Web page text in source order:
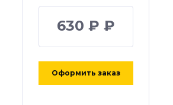
630 ₽ ₽
Оформить заказ